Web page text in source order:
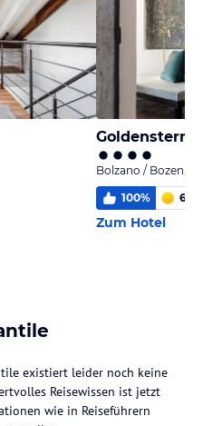
Goldenstern
Bolzano / Bozen,
100% 6,0
Zum Hotel
existiert leider noch keine
Reisewissen ist jetzt
wie in Reiseführern